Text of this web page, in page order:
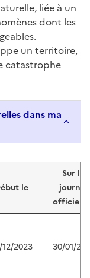
liée à un
dont les
un territoire,
catastrophe
dans ma
le
Sur le
journal
officiel
2023 30/01/